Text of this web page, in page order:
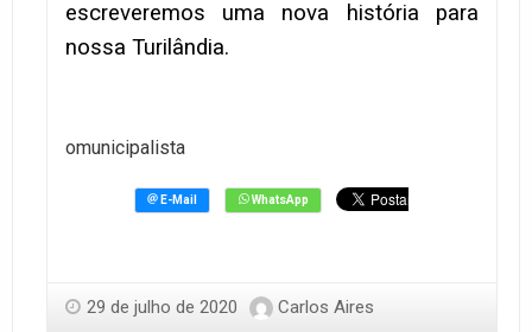
escreveremos uma nova história para
nossa Turilândia.
omunicipalista
29 de julho de 2020 Carlos Aires